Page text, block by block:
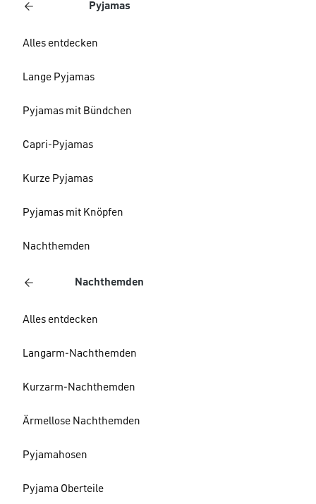
Pyjamas
Alles entdecken
Lange Pyjamas
Pyjamas mit Bündchen
Capri-Pyjamas
Kurze Pyjamas
Pyjamas mit Knöpfen
Nachthemden
Nachthemden
Alles entdecken
Langarm-Nachthemden
Kurzarm-Nachthemden
Ärmellose Nachthemden
Pyjamahosen
Pyjama Oberteile